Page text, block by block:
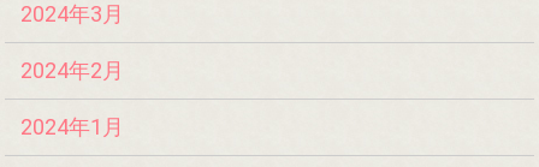
2024年3月
2024年2月
2024年1月